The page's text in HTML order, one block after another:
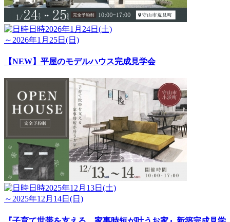
日時2026年1月24日(土)
～2026年1月25日(日)
【NEW】平屋のモデルハウス完成見学会
日時2025年12月13日(土)
～2025年12月14日(日)